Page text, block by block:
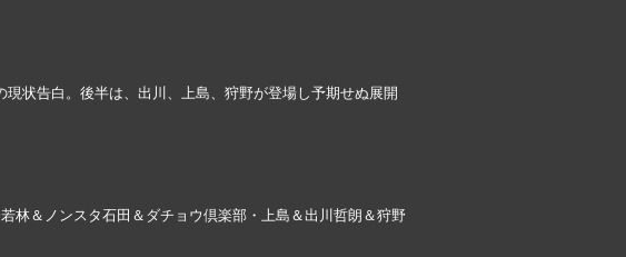
状告白。後半は、出川、上島、狩野が登場し予期せぬ展開
林＆ノンスタ石田＆ダチョウ倶楽部・上島＆出川哲朗＆狩野